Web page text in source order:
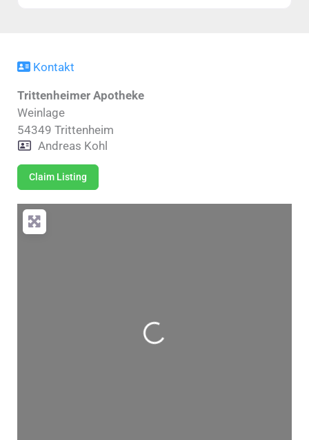
Kontakt
Trittenheimer Apotheke
Weinlage
54349 Trittenheim
Andreas Kohl
Claim Listing
Wird geladen …